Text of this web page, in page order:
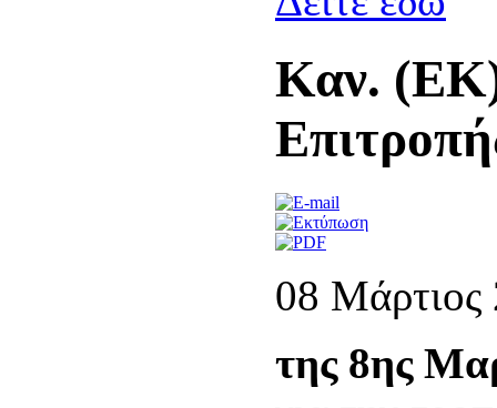
Καν. (ΕΚ)
08 Μάρτιος
της 8ης